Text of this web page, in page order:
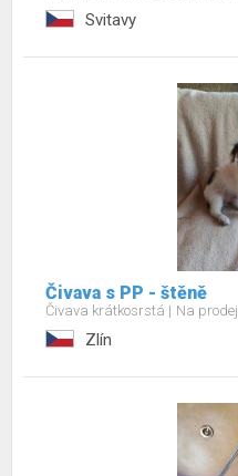
Svitavy
Čivava s PP - štěně
Čivava krátkosrstá Na prodej
Zlín